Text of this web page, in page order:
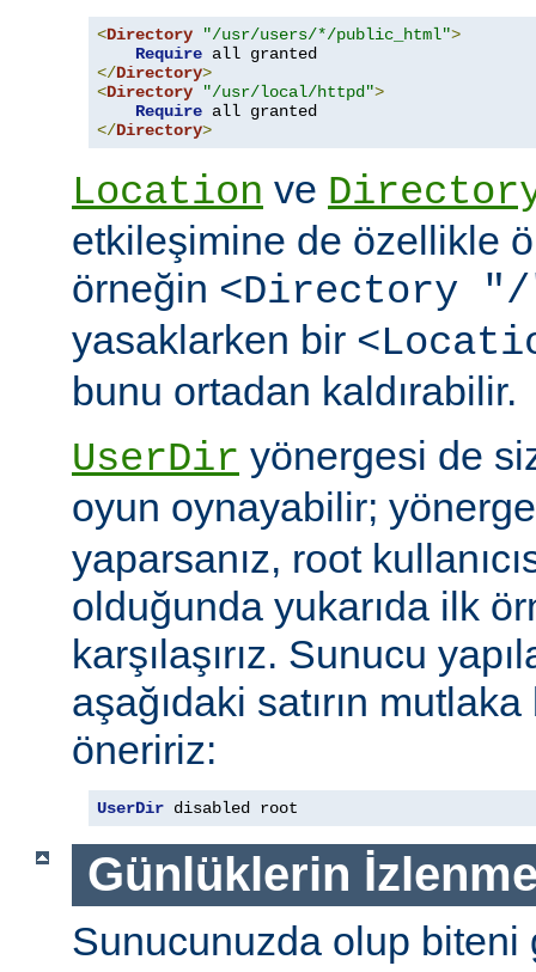
<Directory "/usr/users/*/public_html">
Require
</Directory>
<Directory "/usr/local/httpd">
Require
</Directory>
Location ve
etkileşimine de özellikle
örneğin <Directory "/
yasaklarken bir
bunu ortadan kaldırabilir.
UserDir yönergesi de
oyun oynayabilir;
yaparsanız, root
olduğunda yukarıda ilk
karşılaşırız. Sunucu
aşağıdaki satırın mutlaka
öneririz:
UserDir disabled root
Günlüklerin
Sunucunuzda olup